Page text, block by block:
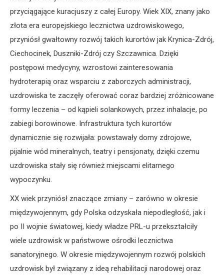
przyciągające kuracjuszy z całej Europy. Wiek XIX, znany jako
złota era europejskiego lecznictwa uzdrowiskowego,
przyniósł gwałtowny rozwój takich kurortów jak Krynica-Zdrój,
Ciechocinek, Duszniki-Zdrój czy Szczawnica. Dzięki
postępowi medycyny, wzrostowi zainteresowania
hydroterapią oraz wsparciu z zaborczych administracji,
uzdrowiska te zaczęły oferować coraz bardziej zróżnicowane
formy leczenia – od kąpieli solankowych, przez inhalacje, po
zabiegi borowinowe. Infrastruktura tych kurortów
dynamicznie się rozwijała: powstawały domy zdrojowe,
pijalnie wód mineralnych, teatry i pensjonaty, dzięki czemu
uzdrowiska stały się również miejscami elitarnego
wypoczynku.
XX wiek przyniósł znaczące zmiany – zarówno w okresie
międzywojennym, gdy Polska odzyskała niepodległość, jak i
po II wojnie światowej, kiedy władze PRL-u przekształciły
wiele uzdrowisk w państwowe ośrodki lecznictwa
sanatoryjnego. W okresie międzywojennym rozwój polskich
uzdrowisk był związany z ideą rehabilitacji narodowej oraz